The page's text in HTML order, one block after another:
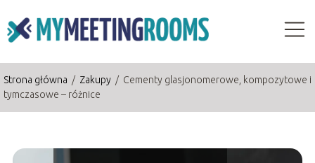
Strona główna / Zakupy / Cementy glasjonomerowe, kompozytowe i
tymczasowe – różnice